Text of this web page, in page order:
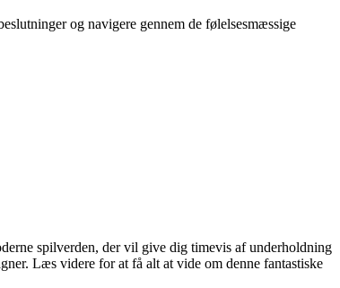
og navigere gennem de følelsesmæssige
spilverden, der vil give dig timevis af underholdning
Læs videre for at få alt at vide om denne fantastiske